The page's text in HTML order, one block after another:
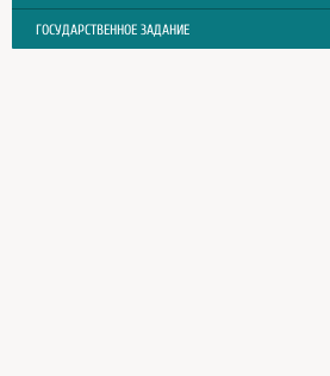
ГОСУДАРСТВЕННОЕ ЗАДАНИЕ